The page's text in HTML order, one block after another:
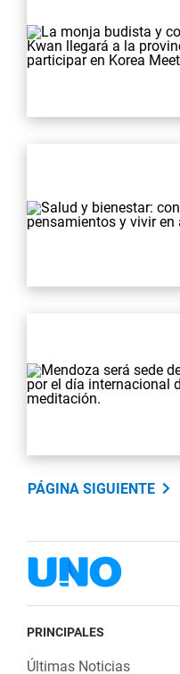
PÁGINA SIGUIENTE
PRINCIPALES
Últimas Noticias